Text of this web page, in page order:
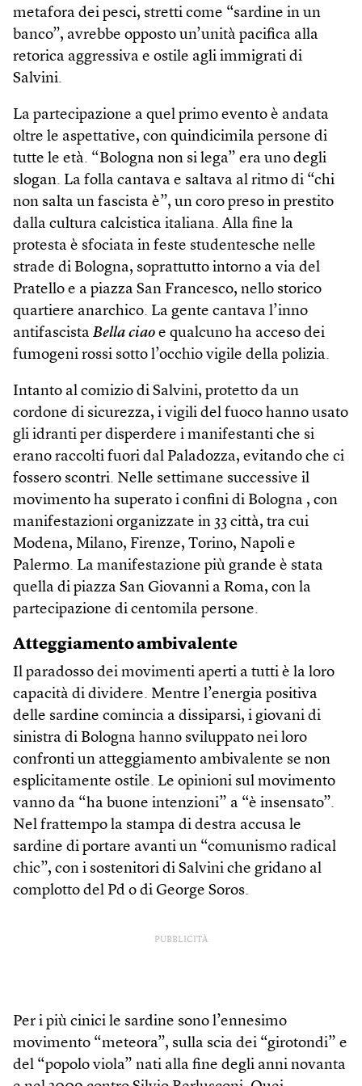
metafora dei pesci, stretti come “sardine in un
banco”, avrebbe opposto un’unità pacifica alla
retorica aggressiva e ostile agli immigrati di
Salvini.
La partecipazione a quel primo evento è andata
oltre le aspettative, con quindicimila persone di
tutte le età. “Bologna non si lega” era uno degli
slogan. La folla cantava e saltava al ritmo di “chi
non salta un fascista è”, un coro preso in prestito
dalla cultura calcistica italiana. Alla fine la
protesta è sfociata in feste studentesche nelle
strade di Bologna, soprattutto intorno a via del
Pratello e a piazza San Francesco, nello storico
quartiere anarchico. La gente cantava l’inno
antifascista Bella ciao e qualcuno ha acceso dei
fumogeni rossi sotto l’occhio vigile della polizia.
Intanto al comizio di Salvini, protetto da un
cordone di sicurezza, i vigili del fuoco hanno usato
gli idranti per disperdere i manifestanti che si
erano raccolti fuori dal Paladozza, evitando che ci
fossero scontri. Nelle settimane successive il
movimento ha superato i confini di Bologna , con
manifestazioni organizzate in 33 città, tra cui
Modena, Milano, Firenze, Torino, Napoli e
Palermo. La manifestazione più grande è stata
quella di piazza San Giovanni a Roma, con la
partecipazione di centomila persone.
Atteggiamento ambivalente
Il paradosso dei movimenti aperti a tutti è la loro
capacità di dividere. Mentre l’energia positiva
delle sardine comincia a dissiparsi, i giovani di
sinistra di Bologna hanno sviluppato nei loro
confronti un atteggiamento ambivalente se non
esplicitamente ostile. Le opinioni sul movimento
vanno da “ha buone intenzioni” a “è insensato”.
Nel frattempo la stampa di destra accusa le
sardine di portare avanti un “comunismo radical
chic”, con i sostenitori di Salvini che gridano al
complotto del Pd o di George Soros.
PUBBLICITÀ
Per i più cinici le sardine sono l’ennesimo
movimento “meteora”, sulla scia dei “girotondi” e
del “popolo viola” nati alla fine degli anni novanta